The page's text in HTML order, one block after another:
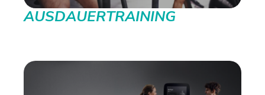
AUSDAUERTRAINING